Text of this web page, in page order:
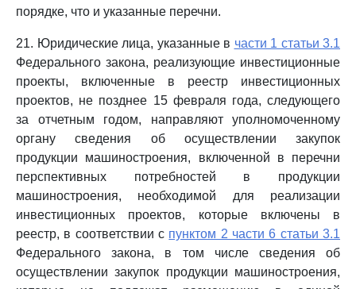
порядке, что и указанные перечни.
21. Юридические лица, указанные в части 1 статьи 3.1
Федерального закона, реализующие инвестиционные
проекты, включенные в реестр инвестиционных
проектов, не позднее 15 февраля года, следующего
за отчетным годом, направляют уполномоченному
органу сведения об осуществлении закупок
продукции машиностроения, включенной в перечни
перспективных потребностей в продукции
машиностроения, необходимой для реализации
инвестиционных проектов, которые включены в
реестр, в соответствии с пунктом 2 части 6 статьи 3.1
Федерального закона, в том числе сведения об
осуществлении закупок продукции машиностроения,